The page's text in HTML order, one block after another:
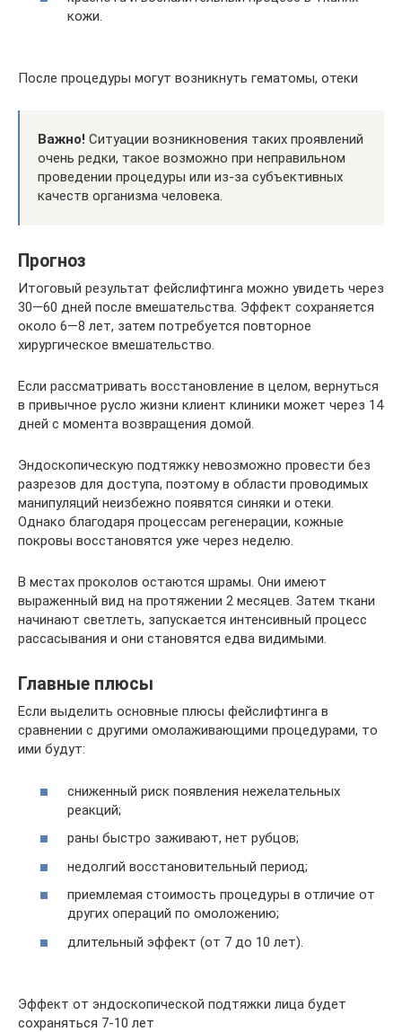
кожи.
После процедуры могут возникнуть гематомы, отеки
Важно! Ситуации возникновения таких проявлений
очень редки, такое возможно при неправильном
проведении процедуры или из-за субъективных
качеств организма человека.
Прогноз
Итоговый результат фейслифтинга можно увидеть через
30—60 дней после вмешательства. Эффект сохраняется
около 6—8 лет, затем потребуется повторное
хирургическое вмешательство.
Если рассматривать восстановление в целом, вернуться
в привычное русло жизни клиент клиники может через 14
дней с момента возвращения домой.
Эндоскопическую подтяжку невозможно провести без
разрезов для доступа, поэтому в области проводимых
манипуляций неизбежно появятся синяки и отеки.
Однако благодаря процессам регенерации, кожные
покровы восстановятся уже через неделю.
В местах проколов остаются шрамы. Они имеют
выраженный вид на протяжении 2 месяцев. Затем ткани
начинают светлеть, запускается интенсивный процесс
рассасывания и они становятся едва видимыми.
Главные плюсы
Если выделить основные плюсы фейслифтинга в
сравнении с другими омолаживающими процедурами, то
ими будут:
сниженный риск появления нежелательных
реакций;
раны быстро заживают, нет рубцов;
недолгий восстановительный период;
приемлемая стоимость процедуры в отличие от
других операций по омоложению;
длительный эффект (от 7 до 10 лет).
Эффект от эндоскопической подтяжки лица будет
сохраняться 7-10 лет